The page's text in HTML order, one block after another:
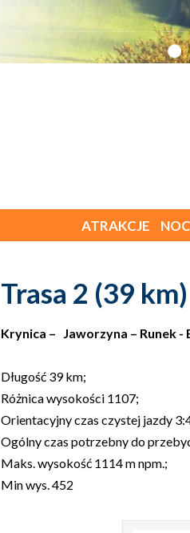
ATRAKCJE
Trasa 2 (39 km)
Krynica – Jaworzyna – Runek -
Długość 39 km;
Różnica wysokości 1107;
Orientacyjny czas czystej jazdy
Ogólny czas potrzebny do
Maks. wysokość 1114 m npm.;
Min wys. 452